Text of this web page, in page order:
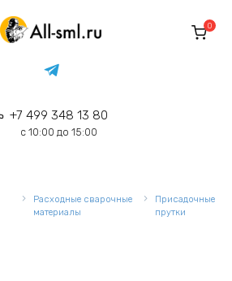
+7 499 348 13 80
с 10:00 до 15:00
0
Расходные сварочные
материалы
Присадочные
прутки